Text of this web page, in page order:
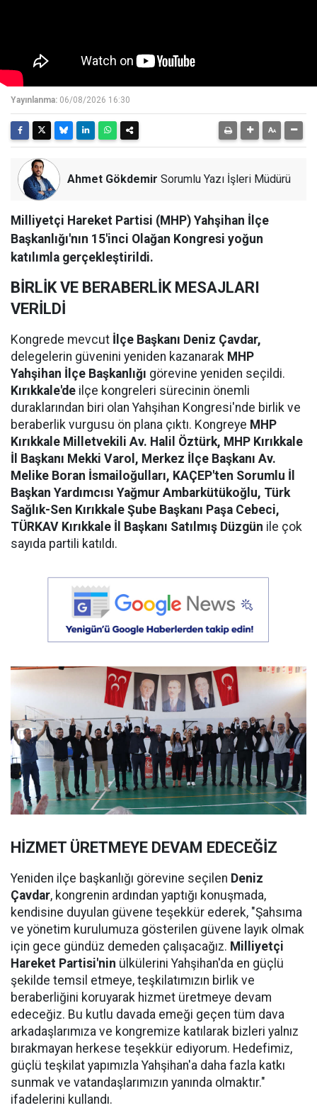
Yayınlanma: 06/08/2026 16:30
Ahmet Gökdemir Sorumlu Yazı İşleri Müdürü
Milliyetçi Hareket Partisi (MHP) Yahşihan İlçe
Başkanlığı'nın 15'inci Olağan Kongresi yoğun
katılımla gerçekleştirildi.
BİRLİK VE BERABERLİK MESAJLARI
VERİLDİ
Kongrede mevcut İlçe Başkanı Deniz Çavdar,
delegelerin güvenini yeniden kazanarak MHP
Yahşihan İlçe Başkanlığı görevine yeniden seçildi.
Kırıkkale'de ilçe kongreleri sürecinin önemli
duraklarından biri olan Yahşihan Kongresi'nde birlik ve
beraberlik vurgusu ön plana çıktı. Kongreye MHP
Kırıkkale Milletvekili Av. Halil Öztürk, MHP Kırıkkale
İl Başkanı Mekki Varol, Merkez İlçe Başkanı Av.
Melike Boran İsmailoğulları, KAÇEP'ten Sorumlu İl
Başkan Yardımcısı Yağmur Ambarkütükoğlu, Türk
Sağlık-Sen Kırıkkale Şube Başkanı Paşa Cebeci,
TÜRKAV Kırıkkale İl Başkanı Satılmış Düzgün ile çok
sayıda partili katıldı.
HİZMET ÜRETMEYE DEVAM EDECEĞİZ
Yeniden ilçe başkanlığı görevine seçilen Deniz
Çavdar, kongrenin ardından yaptığı konuşmada,
kendisine duyulan güvene teşekkür ederek, "Şahsıma
ve yönetim kurulumuza gösterilen güvene layık olmak
için gece gündüz demeden çalışacağız. Milliyetçi
Hareket Partisi'nin ülkülerini Yahşihan'da en güçlü
şekilde temsil etmeye, teşkilatımızın birlik ve
beraberliğini koruyarak hizmet üretmeye devam
edeceğiz. Bu kutlu davada emeği geçen tüm dava
arkadaşlarımıza ve kongremize katılarak bizleri yalnız
bırakmayan herkese teşekkür ediyorum. Hedefimiz,
güçlü teşkilat yapımızla Yahşihan'a daha fazla katkı
sunmak ve vatandaşlarımızın yanında olmaktır."
ifadelerini kullandı.